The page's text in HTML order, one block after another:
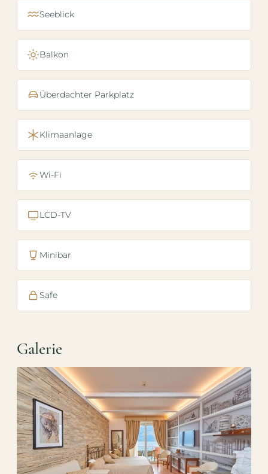
Seeblick
Balkon
Überdachter Parkplatz
Klimaanlage
Wi-Fi
LCD-TV
Minibar
Safe
Galerie